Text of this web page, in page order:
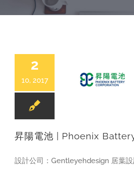
2
10, 2017
昇陽電池 | Phoenix
設計公司：Gentleyehdesign 居葉設